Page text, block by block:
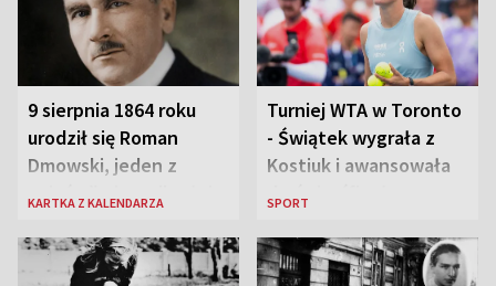
9 sierpnia 1864 roku
urodził się Roman
Dmowski, jeden z
„ojców” niepodległej
KARTKA Z KALENDARZA
Turniej WTA w Toronto
- Świątek wygrała z
Kostiuk i awansowała
do ćwierćfinału
SPORT